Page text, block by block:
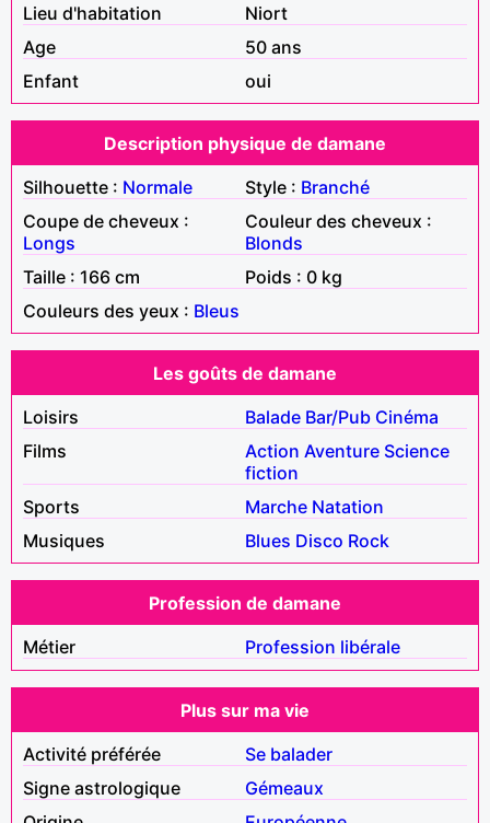
Lieu d'habitation
Niort
Age
50 ans
Enfant
oui
Description physique de damane
Silhouette : Normale Style : Branché
Coupe de cheveux :
Longs
Couleur des cheveux :
Blonds
Taille : 166 cm
Poids : 0 kg
Couleurs des yeux : Bleus
Les goûts de damane
Loisirs
Balade Bar/Pub Cinéma
Films
Action Aventure Science
fiction
Sports
Marche Natation
Musiques
Blues Disco Rock
Profession de damane
Métier
Profession libérale
Plus sur ma vie
Activité préférée
Se balader
Signe astrologique
Gémeaux